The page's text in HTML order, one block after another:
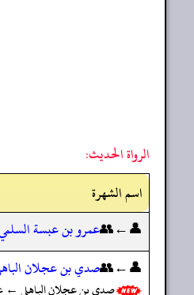
الرواة الحديث:
اسم الشهرة
👤←👥عمرو بن عبسة
👤←👥صدي بن عجلان
صدي بن عجلان الباهلي ←